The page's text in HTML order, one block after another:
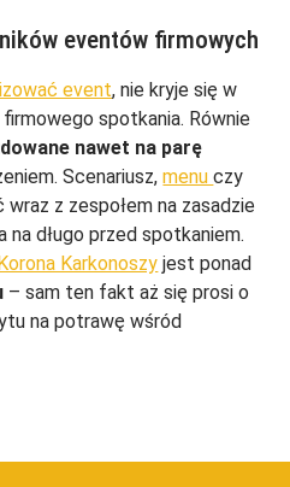
eventów firmowych
event, nie kryje się w
spotkania. Równie
nawet na parę
Scenariusz,menuczy
z zespołem na zasadzie
na długo przed spotkaniem.
Karkonoszy jest ponad
– sam ten fakt aż się prosi o
na potrawę wśród